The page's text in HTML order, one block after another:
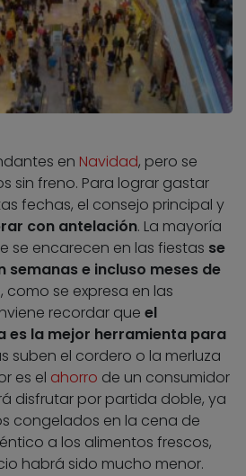
en Navidad, pero se
sin freno. Para lograr gastar
fechas, el consejo principal y
con antelación. La mayoría
se encarecen en las fiestas se
semanas e incluso meses de
como se expresa en las
recordar que el
es la mejor herramienta para
suben el cordero o la merluza
es el ahorro de un consumidor
disfrutar por partida doble, ya
congelados en la cena de
a los alimentos frescos,
habrá sido mucho menor.